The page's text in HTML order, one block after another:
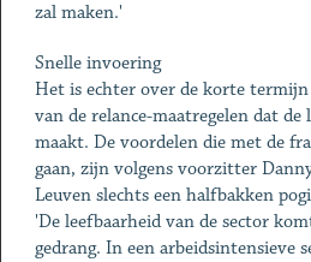
zal maken.'
Snelle invoering
Het is echter over de korte
van de relance-maatregelen dat de
maakt. De voordelen die met de
gaan, zijn volgens voorzitter
Leuven slechts een halfbakken
'De leefbaarheid van de sector
gedrang. In een arbeidsintensieve